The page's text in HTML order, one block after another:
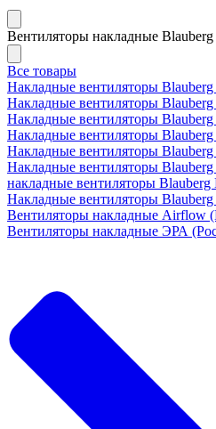
Вентиляторы накладные
Все товары
Накладные вентиляторы Blauberg
Накладные вентиляторы Blauberg
Накладные вентиляторы Blauberg
Накладные вентиляторы
Накладные вентиляторы Blauberg
Накладные вентиляторы Blauberg
накладные вентиляторы Blauberg
Накладные вентиляторы
Вентиляторы накладные Airflow
Вентиляторы накладные ЭРА